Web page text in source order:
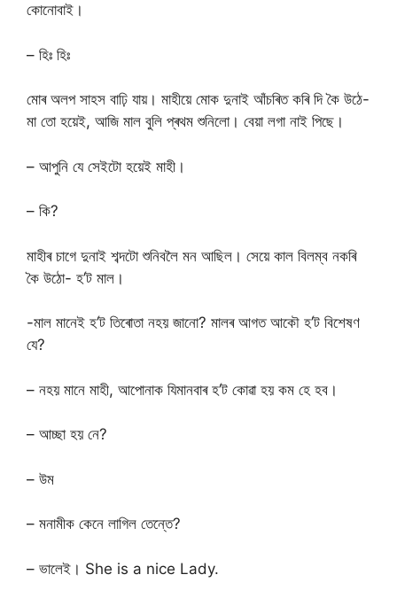
কোনোবাই।
– হিঃ হিঃ
মোৰ অলপ সাহস বাঢ়ি যায়। মাহীয়ে মোক দুনাই আঁচৰিত কৰি দি কৈ উঠে-
মা তো হয়েই, আজি মাল বুলি প্ৰথম শুনিলো। বেয়া লগা নাই পিছে।
– আপুনি যে সেইটো হয়েই মাহী।
– কি?
মাহীৰ চাগে দুনাই শব্দটো শুনিবলৈ মন আছিল। সেয়ে কাল বিলম্ব নকৰি
কৈ উঠো- হ’ট মাল।
-মাল মানেই হ’ট তিৰোতা নহয় জানো? মালৰ আগত আকৌ হ’ট বিশেষণ
যে?
– নহয় মানে মাহী, আপোনাক যিমানবাৰ হ’ট কোৱা হয় কম হে হব।
– আচ্ছা হয় নে?
– উম
– মনামীক কেনে লাগিল তেন্তে?
– ভালেই। She is a nice Lady.